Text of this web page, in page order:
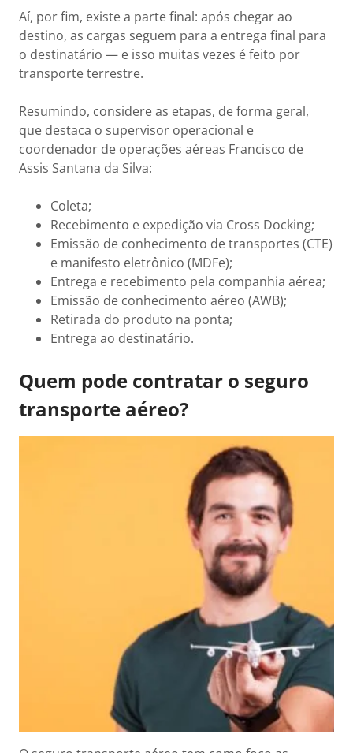
Aí, por fim, existe a parte final: após chegar ao
destino, as cargas seguem para a entrega final para
o destinatário — e isso muitas vezes é feito por
transporte terrestre.
Resumindo, considere as etapas, de forma geral,
que destaca o supervisor operacional e
coordenador de operações aéreas Francisco de
Assis Santana da Silva:
Coleta;
Recebimento e expedição via Cross Docking;
Emissão de conhecimento de transportes (CTE)
e manifesto eletrônico (MDFe);
Entrega e recebimento pela companhia aérea;
Emissão de conhecimento aéreo (AWB);
Retirada do produto na ponta;
Entrega ao destinatário.
Quem pode contratar o seguro
transporte aéreo?